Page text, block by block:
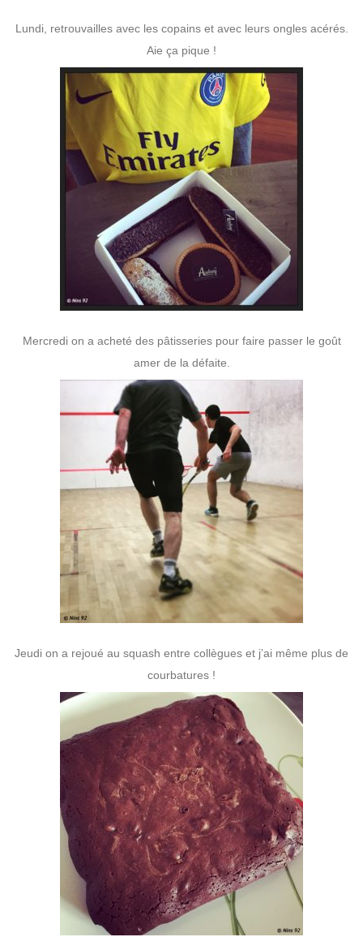
Lundi, retrouvailles avec les copains et avec leurs ongles acérés.
Aie ça pique !
Mercredi on a acheté des pâtisseries pour faire passer le goût
amer de la défaite.
Jeudi on a rejoué au squash entre collègues et j’ai même plus de
courbatures !